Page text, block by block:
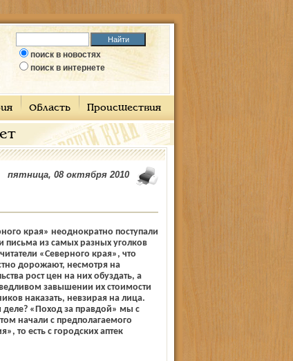
поиск в новостях
поиск в интернете
Область Происшествия
пятница, 08 октября 2010
края» неоднократно поступали
письма из самых разных уголков
«Северного края», что
дорожают, несмотря на
рост цен на них обуздать, а
завышении их стоимости
наказать, невзирая на лица.
деле? «Поход за правдой» мы с
начали с предполагаемого
то есть с городских аптек